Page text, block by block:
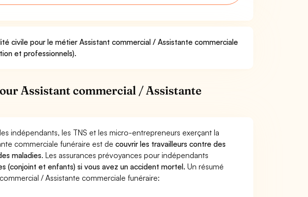
civile pour le métier Assistant commercial / Assistante commerciale
et professionnels).
Assistant commercial / Assistante
indépendants, les TNS et les micro-entrepreneurs exerçant la
commerciale funéraire est decouvrir les travailleurs contre des
maladies. Les assurances prévoyances pour indépendants
(conjoint et enfants) si vous avez un accident mortel. Un résumé
/ Assistante commerciale funéraire: